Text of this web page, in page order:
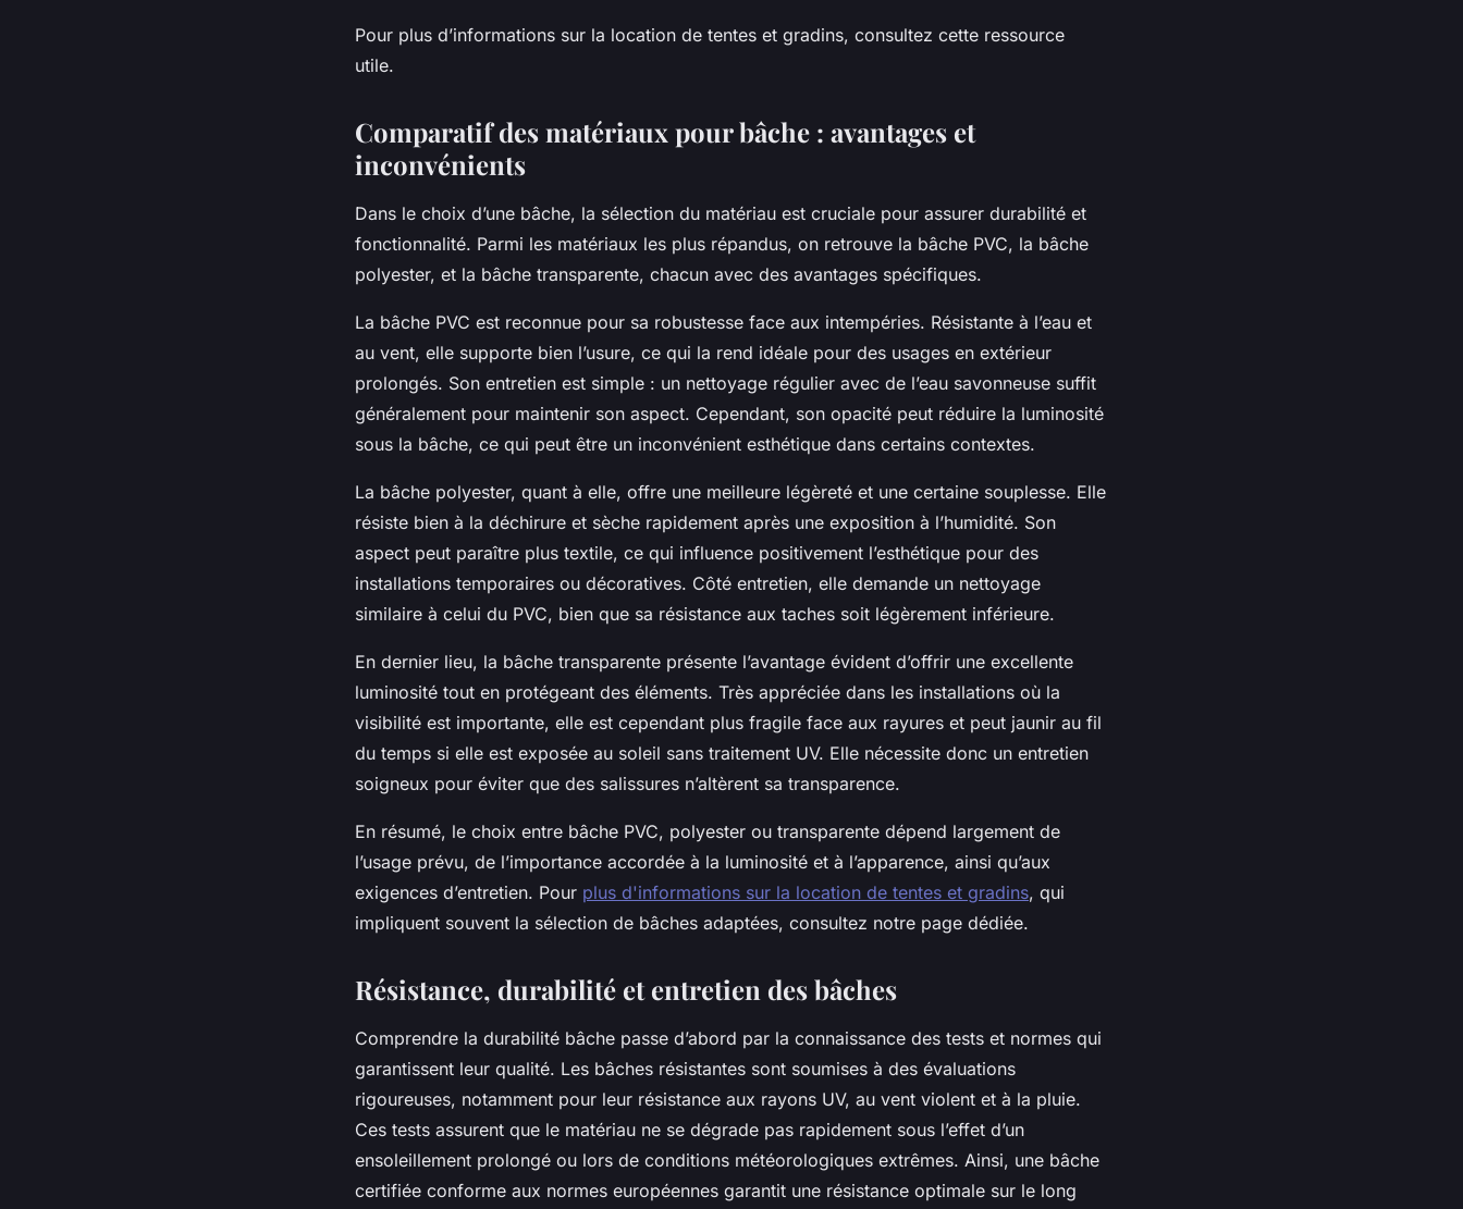
Pour plus d’informations sur la location de tentes et gradins, consultez cette ressource
utile.
Comparatif des matériaux pour bâche : avantages et
inconvénients
Dans le choix d’une bâche, la sélection du matériau est cruciale pour assurer durabilité et
fonctionnalité. Parmi les matériaux les plus répandus, on retrouve la bâche PVC, la bâche
polyester, et la bâche transparente, chacun avec des avantages spécifiques.
La bâche PVC est reconnue pour sa robustesse face aux intempéries. Résistante à l’eau et
au vent, elle supporte bien l’usure, ce qui la rend idéale pour des usages en extérieur
prolongés. Son entretien est simple : un nettoyage régulier avec de l’eau savonneuse suffit
généralement pour maintenir son aspect. Cependant, son opacité peut réduire la luminosité
sous la bâche, ce qui peut être un inconvénient esthétique dans certains contextes.
La bâche polyester, quant à elle, offre une meilleure légèreté et une certaine souplesse. Elle
résiste bien à la déchirure et sèche rapidement après une exposition à l’humidité. Son
aspect peut paraître plus textile, ce qui influence positivement l’esthétique pour des
installations temporaires ou décoratives. Côté entretien, elle demande un nettoyage
similaire à celui du PVC, bien que sa résistance aux taches soit légèrement inférieure.
En dernier lieu, la bâche transparente présente l’avantage évident d’offrir une excellente
luminosité tout en protégeant des éléments. Très appréciée dans les installations où la
visibilité est importante, elle est cependant plus fragile face aux rayures et peut jaunir au fil
du temps si elle est exposée au soleil sans traitement UV. Elle nécessite donc un entretien
soigneux pour éviter que des salissures n’altèrent sa transparence.
En résumé, le choix entre bâche PVC, polyester ou transparente dépend largement de
l’usage prévu, de l’importance accordée à la luminosité et à l’apparence, ainsi qu’aux
exigences d’entretien. Pour plus d'informations sur la location de tentes et gradins, qui
impliquent souvent la sélection de bâches adaptées, consultez notre page dédiée.
Résistance, durabilité et entretien des bâches
Comprendre la durabilité bâche passe d’abord par la connaissance des tests et normes qui
garantissent leur qualité. Les bâches résistantes sont soumises à des évaluations
rigoureuses, notamment pour leur résistance aux rayons UV, au vent violent et à la pluie.
Ces tests assurent que le matériau ne se dégrade pas rapidement sous l’effet d’un
ensoleillement prolongé ou lors de conditions météorologiques extrêmes. Ainsi, une bâche
certifiée conforme aux normes européennes garantit une résistance optimale sur le long